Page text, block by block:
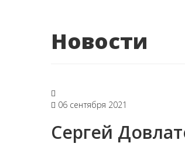
Новости
06 сентября 2021
Сергей